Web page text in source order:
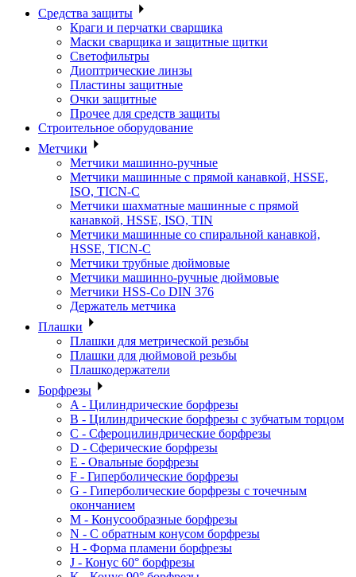
Средства защиты
Краги и перчатки сварщика
Маски сварщика и защитные щитки
Светофильтры
Диоптрические линзы
Пластины защитные
Очки защитные
Прочее для средств защиты
Строительное оборудование
Метчики
Метчики машинно-ручные
Метчики машинные с прямой канавкой, HSSE,
ISO, TICN-C
Метчики шахматные машинные с прямой
канавкой, HSSE, ISO, TIN
Метчики машинные со спиральной канавкой,
HSSE, TICN-C
Метчики трубные дюймовые
Метчики машинно-ручные дюймовые
Метчики HSS-Co DIN 376
Держатель метчика
Плашки
Плашки для метрической резьбы
Плашки для дюймовой резьбы
Плашкодержатели
Борфрезы
A - Цилиндрические борфрезы
B - Цилиндрические борфрезы с зубчатым торцом
C - Сфероцилиндрические борфрезы
D - Сферические борфрезы
E - Овальные борфрезы
F - Гиперболические борфрезы
G - Гиперболические борфрезы с точечным
окончанием
M - Конусообразные борфрезы
N - С обратным конусом борфрезы
H - Форма пламени борфрезы
J - Конус 60° борфрезы